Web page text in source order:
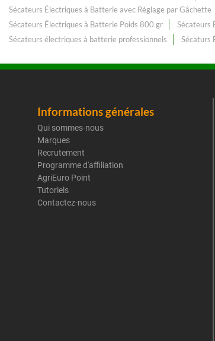
Sécateurs Électriques à Batterie avec Réglage par Gâchette
Sécateurs Électriques à Batterie Poids 800 gr
Sécateurs
Sécateurs électriques à batterie professionnels
Sécaturs
Informations générales
Qui sommes-nous
Marques
Recrutement
Programme d'affiliation
AgriEuro Point
Tutoriels
Contactez-nous